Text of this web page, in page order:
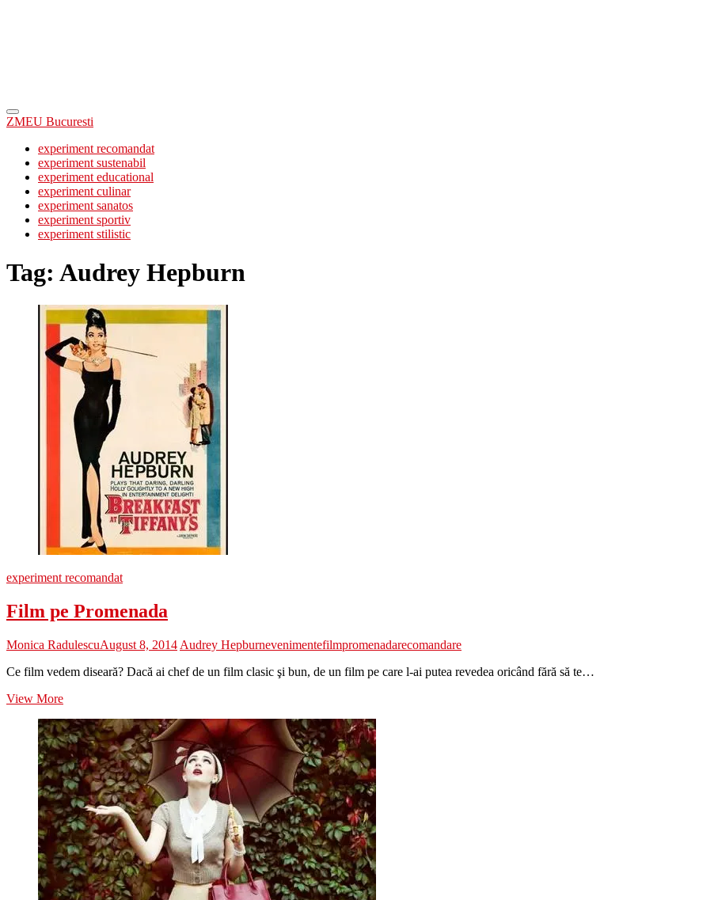
ZMEU Bucuresti
experiment recomandat
experiment sustenabil
experiment educational
experiment culinar
experiment sanatos
experiment sportiv
experiment stilistic
Tag: Audrey Hepburn
experiment recomandat
Film pe Promenada
Monica RadulescuAugust 8, 2014 Audrey Hepburnevenimentefilmpromenadarecomandare
Ce film vedem diseară? Dacă ai chef de un film clasic şi bun, de un film pe care l-ai putea revedea oricând fără să te…
View MoreFilm
Promenada